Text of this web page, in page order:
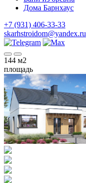
Дома Барнхаус
+7 (931) 406-33-33
skarhstroidom@yandex.ru
144 м2
площадь